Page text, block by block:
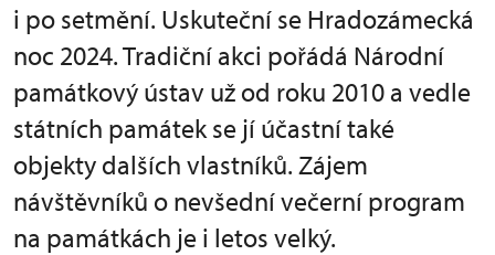
i po setmění. Uskuteční se Hradozámecká
noc 2024. Tradiční akci pořádá Národní
památkový ústav už od roku 2010 a vedle
státních památek se jí účastní také
objekty dalších vlastníků. Zájem
návštěvníků o nevšední večerní program
na památkách je i letos velký.